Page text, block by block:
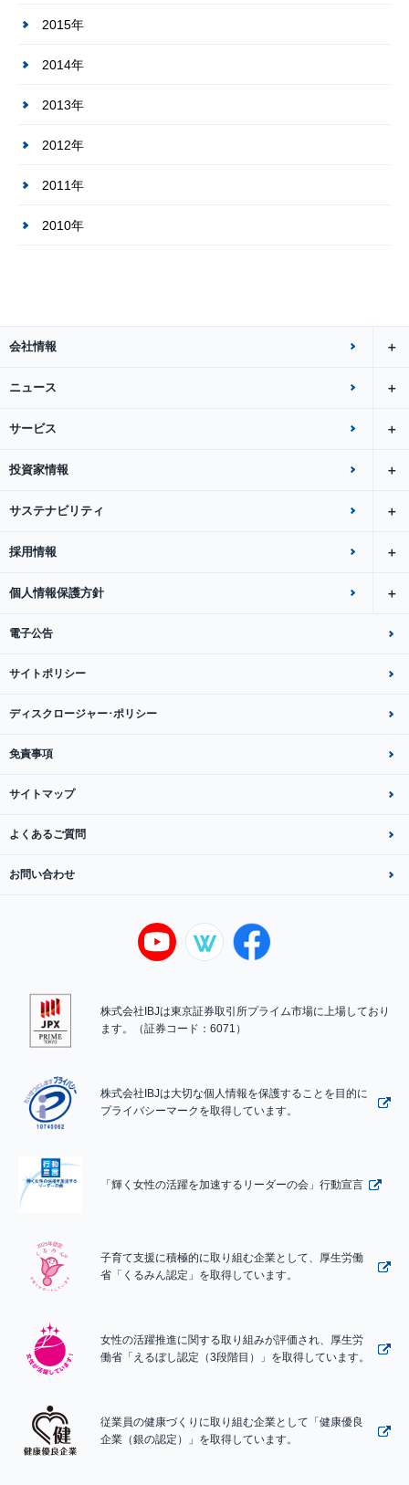
2015年
2014年
2013年
2012年
2011年
2010年
会社情報
ニュース
サービス
投資家情報
サステナビリティ
採用情報
個人情報保護方針
電子公告
サイトポリシー
ディスクロージャー･ポリシー
免責事項
サイトマップ
よくあるご質問
お問い合わせ
株式会社IBJは東京証券取引所プライム市場に上場しており
ます。（証券コード：6071）
株式会社IBJは大切な個人情報を保護することを目的に
プライバシーマークを取得しています。
「輝く女性の活躍を加速するリーダーの会」行動宣言
子育て支援に積極的に取り組む企業として、厚生労働
省「くるみん認定」を取得しています。
女性の活躍推進に関する取り組みが評価され、厚生労
働省「えるぼし認定（3段階目）」を取得しています。
従業員の健康づくりに取り組む企業として「健康優良
企業（銀の認定）」を取得しています。